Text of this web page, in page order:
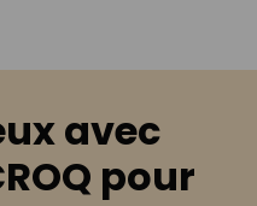
avec
pour